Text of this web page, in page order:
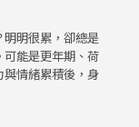
明很累，卻總是
能是更年期、荷
情緒累積後，身